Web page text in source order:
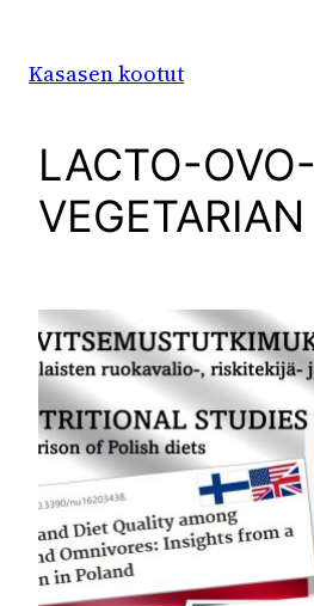
Kasasen kootut
LACTO-OVO-
VEGETARIAN